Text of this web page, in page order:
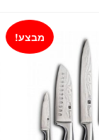
מבצע!